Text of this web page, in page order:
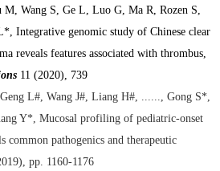
Wang S, Ge L, Luo G, Ma R, Rozen S,
Integrative genomic study of Chinese clear
reveals features associated with thrombus,
11 (2020), 739
L#, Wang J#, Liang H#, ......, Gong S*,
Y*, Mucosal profiling of pediatric-onset
common pathogenics and therapeutic
pp. 1160-1176